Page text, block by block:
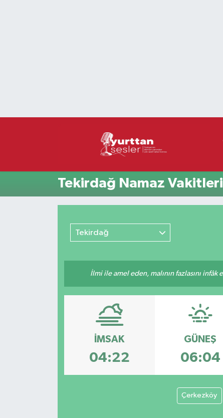
Tekirdağ Namaz Vakitleri
Tekirdağ
İlmi ile amel eden, malının fazlasını
İMSAK
04:22
GÜNEŞ
06:04
Çerkezköy
Süper Lig Puan Durumu ve Fikstür
Son Dakika Haberleri